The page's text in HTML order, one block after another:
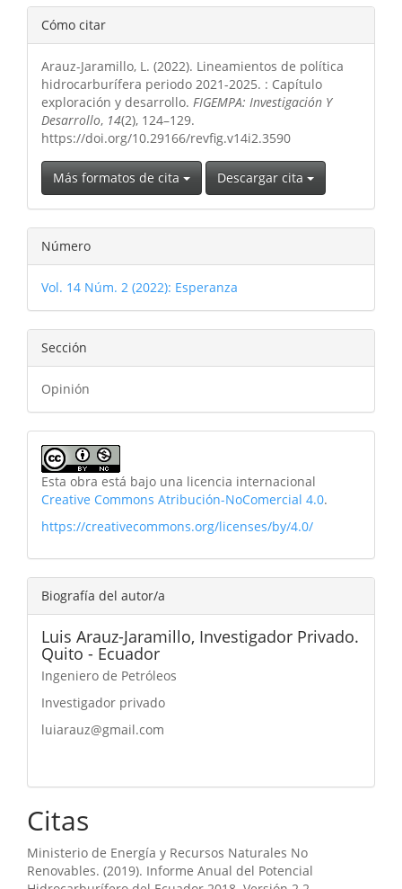
Detalles
del
artículo
Cómo citar
Arauz-Jaramillo, L. (2022). Lineamientos de política
hidrocarburífera periodo 2021-2025. : Capítulo
exploración y desarrollo. FIGEMPA: Investigación Y
Desarrollo, 14(2), 124–129.
https://doi.org/10.29166/revfig.v14i2.3590
Más formatos de cita Descargar cita
Número
Vol. 14 Núm. 2 (2022): Esperanza
Sección
Opinión
Esta obra está bajo una licencia internacional
Creative Commons Atribución-NoComercial 4.0.
https://creativecommons.org/licenses/by/4.0/
Biografía del autor/a
Luis Arauz-Jaramillo, Investigador Privado.
Quito - Ecuador
Ingeniero de Petróleos
Investigador privado
luiarauz@gmail.com
Citas
Ministerio de Energía y Recursos Naturales No
Renovables. (2019). Informe Anual del Potencial